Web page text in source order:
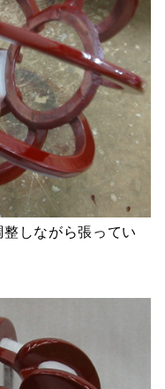
しながら張ってい